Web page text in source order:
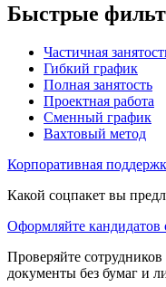
Быстрые
Частичная
Гибкий график
Полная занятость
Проектная работа
Сменный график
Вахтовый метод
Корпоративная
Какой соцпакет вы
Оформляйте кандидатов
Проверяйте
документы без бумаг и